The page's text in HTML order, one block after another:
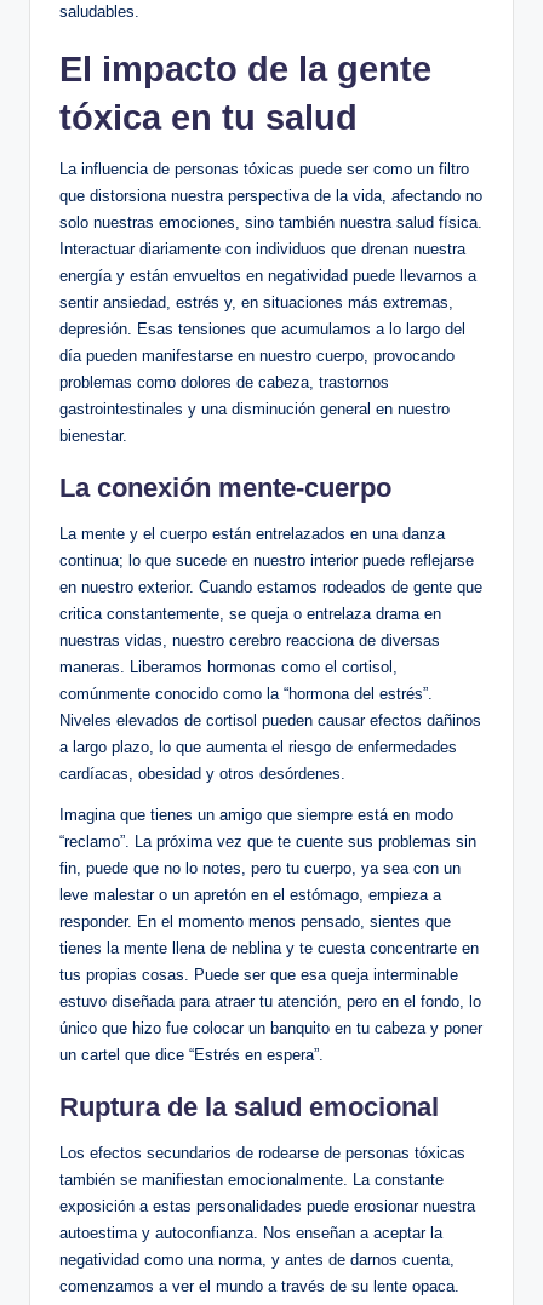
saludables.
El ⁢impacto ⁢de la gente
tóxica en tu salud
La​ influencia de personas tóxicas puede ser‌ como un ‌filtro
que distorsiona nuestra perspectiva de la vida, afectando no
solo⁣ nuestras⁤ emociones, sino ⁢también nuestra salud física.
Interactuar diariamente con individuos ⁢que drenan ⁣nuestra​
energía y están envueltos en negatividad puede llevarnos a
sentir ansiedad, estrés y, en ⁣situaciones más extremas,
depresión. Esas tensiones que acumulamos⁣ a lo largo del
día pueden ‍manifestarse en ⁤nuestro cuerpo, provocando
problemas como dolores de cabeza, trastornos
gastrointestinales y una disminución‍ general en nuestro
bienestar.
La conexión mente-cuerpo
La​ mente y el cuerpo están entrelazados​ en una danza
continua;‌ lo que sucede en nuestro interior puede ⁢reflejarse
⁤en nuestro exterior. Cuando estamos rodeados de gente que
critica constantemente, se queja ⁤o entrelaza⁤ drama en
nuestras vidas, nuestro cerebro reacciona de ‍diversas
maneras. Liberamos hormonas como el cortisol,
comúnmente conocido como⁢ la “hormona del ‍estrés”. ​
Niveles elevados de cortisol pueden causar efectos dañinos
a largo ‍plazo,⁢ lo ‍que aumenta el riesgo de enfermedades
cardíacas, ​obesidad y otros‍ desórdenes.
Imagina que tienes un amigo que siempre⁣ está en⁣ modo‍
“reclamo”. La ⁢próxima ‌vez que te‌ cuente⁣ sus problemas sin
fin, puede​ que no lo notes, pero tu cuerpo, ya sea⁢ con​ un
leve malestar o un apretón en el‌ estómago, empieza a
⁢responder. En el⁢ momento menos pensado, sientes que
tienes la mente llena⁣ de neblina y te ​cuesta concentrarte en
tus propias cosas. Puede ser que⁢ esa ⁤queja interminable
estuvo diseñada para atraer tu ‍atención, pero en el fondo,⁤ lo
‌único que hizo ​fue⁢ colocar un banquito en tu cabeza y poner
un cartel ⁣que dice “Estrés en espera”.
Ruptura de la salud emocional
Los efectos secundarios de rodearse de personas tóxicas
también se manifiestan emocionalmente. La⁢ constante
exposición​ a estas personalidades puede erosionar nuestra
autoestima y autoconfianza. Nos enseñan a​ aceptar la
negatividad como⁣ una⁣ norma, y‌ antes de darnos cuenta,
comenzamos a ver ⁢el mundo a ⁤través ‌de su lente opaca.⁢